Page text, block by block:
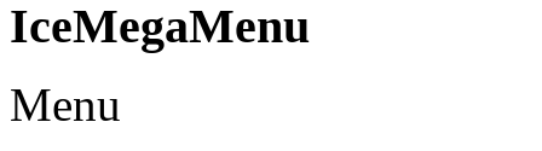
IceMegaMenu
Menu